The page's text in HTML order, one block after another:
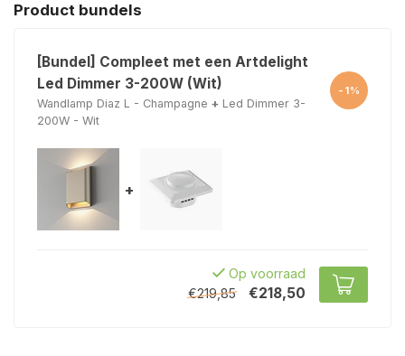
Product bundels
[Bundel] Compleet met een Artdelight
Led Dimmer 3-200W (Wit)
Wandlamp Diaz L - Champagne + Led Dimmer 3-
200W - Wit
-1%
+
Op voorraad
€219,85
€218,50